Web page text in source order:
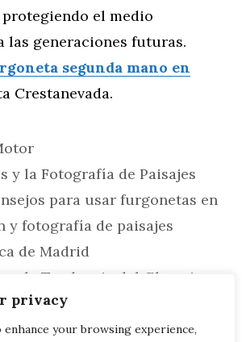
privacy
enhance your browsing experience,
el medio
las generaciones futuras.
segunda mano en
Crestanevada.
y la Fotografía de Paisajes
para usar furgonetas en
y fotografía de paisajes
de Madrid
y la Tendencia del Glamping:
las furgonetas están
para experiencias de